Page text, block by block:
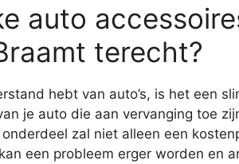
auto
terecht?
hebt van auto’s, is het een
je auto die aan vervanging toe
zal niet alleen een
een probleem erger worden en